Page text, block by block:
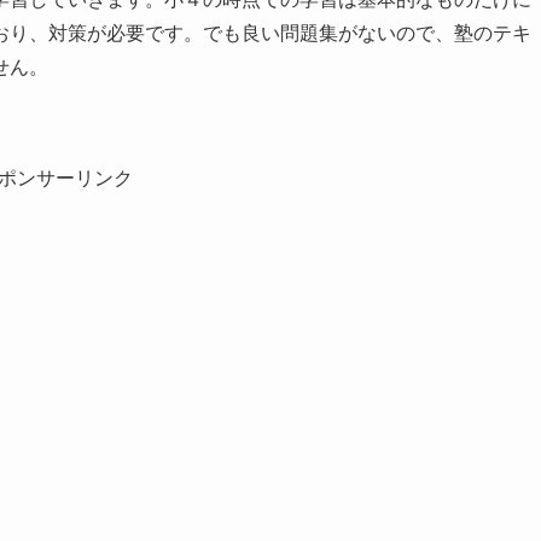
、対策が必要です。でも良い問題集がないので、塾のテキ
。
ンサーリンク